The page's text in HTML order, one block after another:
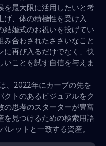
を最大限に活用したいと考
げ、体の積極性を受け入
結婚式のお祝いを投げてい
み合わされたささいなこと
に再び入るだけでなく、快
いことを試す自信を与えま
、2022年にカーブの先を
クトのあるビジュアルをク
の思考のスターターが豊富
見つけるための検索用語
レットと一致する資産。